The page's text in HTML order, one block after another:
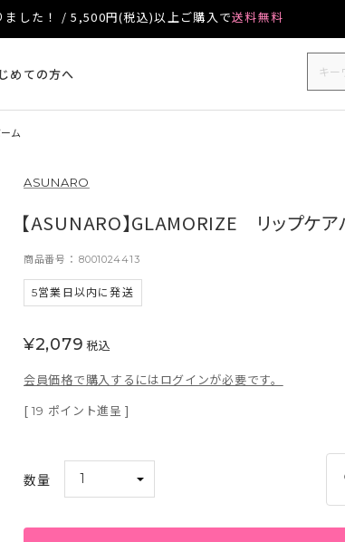
ました！ / 5,500円(税込)以上ご購入で送料無料
めての方へ
ム
ASUNARO
【ASUNARO】GLAMORIZE リップケア
商品番号 8001024413
5営業日以内に発送
¥2,079 税込
会員価格で購入するにはログインが必要です。
[ 19 ポイント進呈 ]